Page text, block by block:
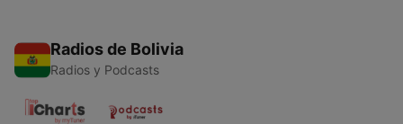
Radios de Bolivia
Radios y Podcasts